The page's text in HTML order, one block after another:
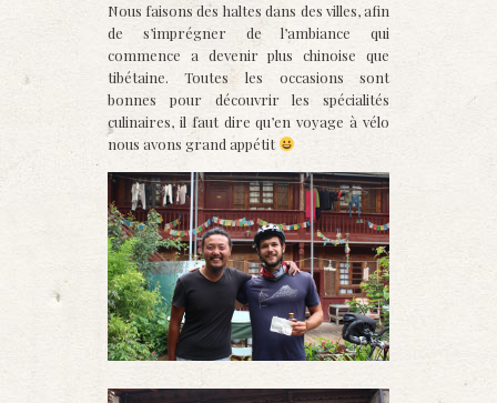
Nous faisons des haltes dans des villes, afin
de s’imprégner de l’ambiance qui
commence a devenir plus chinoise que
tibétaine. Toutes les occasions sont
bonnes pour découvrir les spécialités
culinaires, il faut dire qu’en voyage à vélo
nous avons grand appétit